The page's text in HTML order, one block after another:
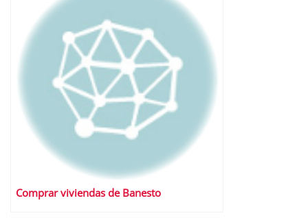
Comprar viviendas de Banesto